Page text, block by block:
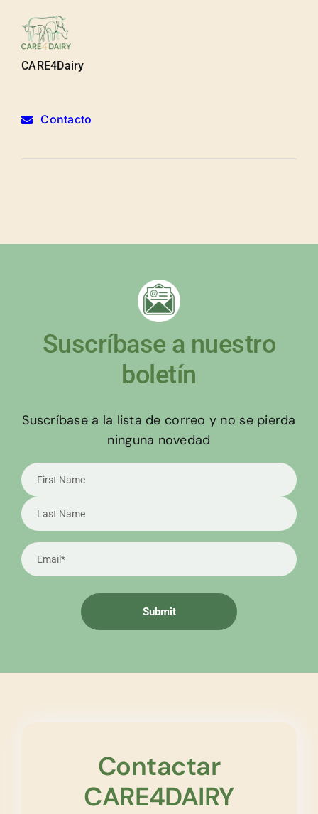
CARE4Dairy
Contacto
Suscríbase a nuestro
boletín
Suscríbase a la lista de correo y no se pierda
ninguna novedad
Contactar
CARE4DAIRY